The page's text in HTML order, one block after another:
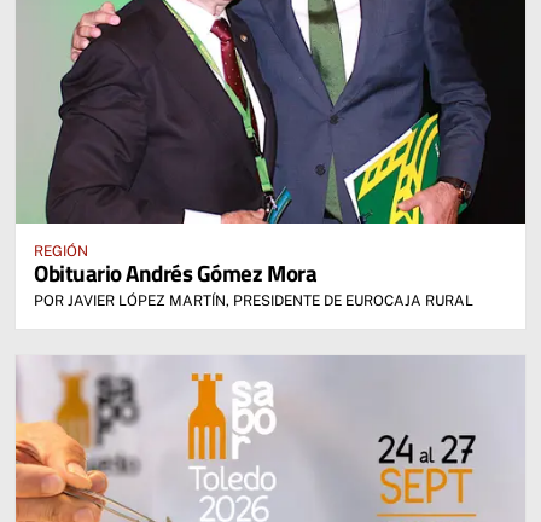
REGIÓN
Obituario Andrés Gómez Mora
POR JAVIER LÓPEZ MARTÍN, PRESIDENTE DE EUROCAJA RURAL